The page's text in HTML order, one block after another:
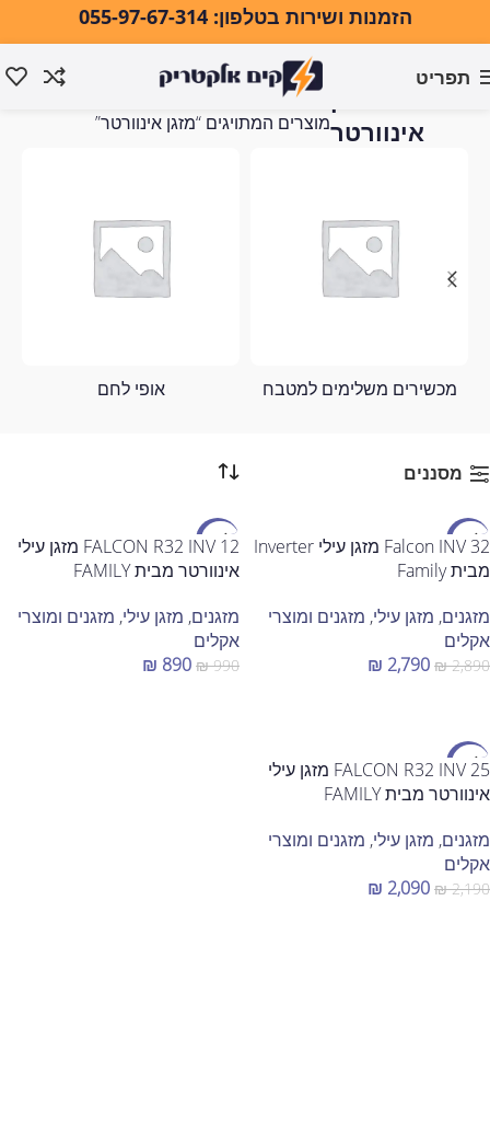
הזמנות ושירות בטלפון: 055-97-67-314
תפריט
אינוורטר
עמוד הבית
מוצרים המתויגים “מזגן אינוורטר”
מכשירים משלימים למטבח אופי לחם
מסננים
מבצע
Falcon INV 32 מזגן עילי Inverter
מבית Family
מזגנים, מזגן עילי, מזגנים ומוצרי
אקלים
₪2,890
₪ 2,790
מבצע
FALCON R32 INV 12 מזגן עילי
אינוורטר מבית FAMILY
מזגנים, מזגן עילי, מזגנים ומוצרי
אקלים
₪990
₪ 890
מבצע
FALCON R32 INV 25 מזגן עילי
אינוורטר מבית FAMILY
מזגנים, מזגן עילי, מזגנים ומוצרי
אקלים
₪2,190
₪ 2,090